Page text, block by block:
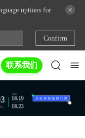
options for
Confirm
联系我们